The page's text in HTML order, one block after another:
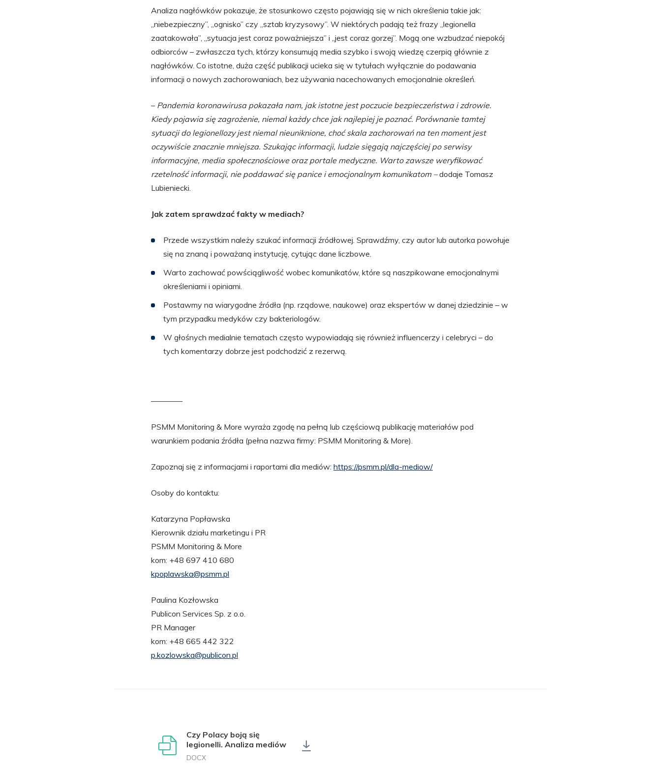
Analiza nagłówków pokazuje, że stosunkowo często pojawiają się w nich określenia takie jak:
„niebezpieczny”, „ognisko” czy „sztab kryzysowy”. W niektórych padają też frazy „legionella
zaatakowała”, „sytuacja jest coraz poważniejsza” i „jest coraz gorzej”. Mogą one wzbudzać niepokój
odbiorców – zwłaszcza tych, którzy konsumują media szybko i swoją wiedzę czerpią głównie z
nagłówków. Co istotne, duża część publikacji ucieka się w tytułach wyłącznie do podawania
informacji o nowych zachorowaniach, bez używania nacechowanych emocjonalnie określeń.
– Pandemia koronawirusa pokazała nam, jak istotne jest poczucie bezpieczeństwa i zdrowie.
Kiedy pojawia się zagrożenie, niemal każdy chce jak najlepiej je poznać. Porównanie tamtej
sytuacji do legionellozy jest niemal nieuniknione, choć skala zachorowań na ten moment jest
oczywiście znacznie mniejsza. Szukając informacji, ludzie sięgają najczęściej po serwisy
informacyjne, media społecznościowe oraz portale medyczne. Warto zawsze weryfikować
rzetelność informacji, nie poddawać się panice i emocjonalnym komunikatom –dodaje Tomasz
Lubieniecki.
Jak zatem sprawdzać fakty w mediach?
Przede wszystkim należy szukać informacji źródłowej. Sprawdźmy, czy autor lub autorka powołuje
się na znaną i poważaną instytucję, cytując dane liczbowe.
Warto zachować powściągliwość wobec komunikatów, które są naszpikowane emocjonalnymi
określeniami i opiniami.
Postawmy na wiarygodne źródła (np. rządowe, naukowe) oraz ekspertów w danej dziedzinie – w
tym przypadku medyków czy bakteriologów.
W głośnych medialnie tematach często wypowiadają się również influencerzy i celebryci – do
tych komentarzy dobrze jest podchodzić z rezerwą.
————
PSMM Monitoring & More wyraża zgodę na pełną lub częściową publikację materiałów pod
warunkiem podania źródła (pełna nazwa firmy: PSMM Monitoring & More).
Zapoznaj się z informacjami i raportami dla mediów: https://psmm.pl/dla-mediow/
Osoby do kontaktu:
Katarzyna Popławska
Kierownik działu marketingu i PR
PSMM Monitoring & More
kom: +48 697 410 680
kpoplawska@psmm.pl
Paulina Kozłowska
Publicon Services Sp. z o.o.
PR Manager
kom: +48 665 442 322
p.kozlowska@publicon.pl
Czy Polacy boją się
legionelli. Analiza mediów
DOCX